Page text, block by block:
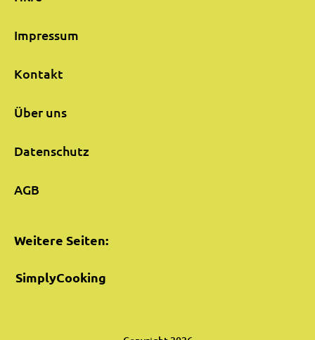
Impressum
Kontakt
Über uns
Datenschutz
AGB
Weitere Seiten:
SimplyCooking